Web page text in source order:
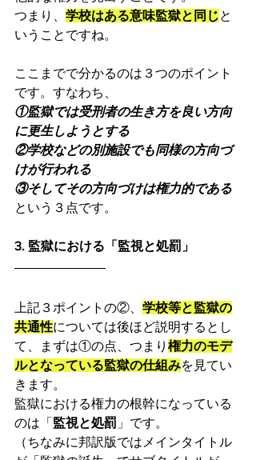
つまり、 学校はある意味監獄と同じと
いうことですね。
ここまでで分かるのは３つのポイント
です。すなわち、
①監獄では受刑者の生き方を良い方向
に更生しようとする
②学校などの別施設でも同様の方向づ
けが行われる
③そしてその方向づけは権力的である
という３点です。
3. 監獄における「監視と処罰」
上記３ポイントの②、 学校等と監獄の
共通性については後ほど説明するとし
て、まずは①の点、つまり 権力のモデ
ルとなっている監獄の仕組みを見てい
きます。
監獄における権力の根幹になっている
のは「 監視と処罰 」です。
（ちなみに邦訳版ではメインタイトル